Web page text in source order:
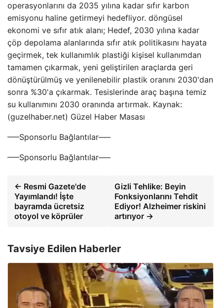
operasyonlarını da 2035 yılına kadar sıfır karbon
emisyonu haline getirmeyi hedefliyor. döngüsel
ekonomi ve sıfır atık alanı; Hedef, 2030 yılına kadar
çöp depolama alanlarında sıfır atık politikasını hayata
geçirmek, tek kullanımlık plastiği kişisel kullanımdan
tamamen çıkarmak, yeni geliştirilen araçlarda geri
dönüştürülmüş ve yenilenebilir plastik oranını 2030'dan
sonra %30'a çıkarmak. Tesislerinde araç başına temiz
su kullanımını 2030 oranında artırmak. Kaynak:
(guzelhaber.net) Güzel Haber Masası
—–Sponsorlu Bağlantılar—–
—–Sponsorlu Bağlantılar—–
← Resmi Gazete'de
Yayımlandı! İşte
bayramda ücretsiz
otoyol ve köprüler
Gizli Tehlike: Beyin
Fonksiyonlarını Tehdit
Ediyor! Alzheimer riskini
artırıyor →
Tavsiye Edilen Haberler